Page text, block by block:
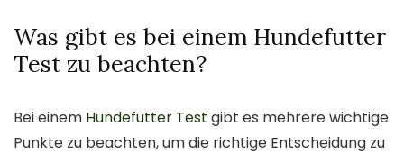
Was gibt es bei einem Hundefutter
Test zu beachten?
Bei einem Hundefutter Test gibt es mehrere wichtige
Punkte zu beachten, um die richtige Entscheidung zu